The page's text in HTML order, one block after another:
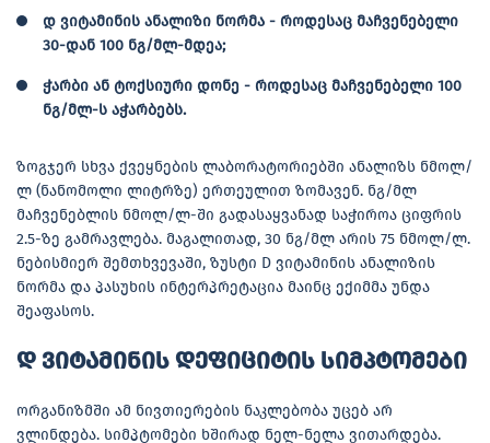
დ ვიტამინის ანალიზი ნორმა - როდესაც მაჩვენებელი
30-დან 100 ნგ/მლ-მდეა;
ჭარბი ან ტოქსიური დონე - როდესაც მაჩვენებელი 100
ნგ/მლ-ს აჭარბებს.
ზოგჯერ სხვა ქვეყნების ლაბორატორიებში ანალიზს ნმოლ/
ლ (ნანომოლი ლიტრზე) ერთეულით ზომავენ. ნგ/მლ
მაჩვენებლის ნმოლ/ლ-ში გადასაყვანად საჭიროა ციფრის
2.5-ზე გამრავლება. მაგალითად, 30 ნგ/მლ არის 75 ნმოლ/ლ.
ნებისმიერ შემთხვევაში, ზუსტი D ვიტამინის ანალიზის
ნორმა და პასუხის ინტერპრეტაცია მაინც ექიმმა უნდა
შეაფასოს.
დ ვიტამინის დეფიციტის სიმპტომები
ორგანიზმში ამ ნივთიერების ნაკლებობა უცებ არ
ვლინდება. სიმპტომები ხშირად ნელ-ნელა ვითარდება.